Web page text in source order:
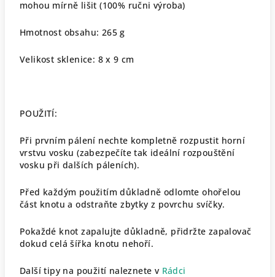
mohou mírně lišit (100% ručni výroba)
Hmotnost obsahu: 265 g
Velikost sklenice: 8 x 9 cm
POUŽITÍ:
Při prvním pálení nechte kompletně rozpustit horní
vrstvu vosku (zabezpečíte tak ideální rozpouštění
vosku při dalších páleních).
Před každým použitím důkladně odlomte ohořelou
část knotu a odstraňte zbytky z povrchu svíčky.
Pokaždé knot zapalujte důkladně, přidržte zapalovač
dokud celá šířka knotu nehoří.
Další tipy na použití naleznete v Rádci